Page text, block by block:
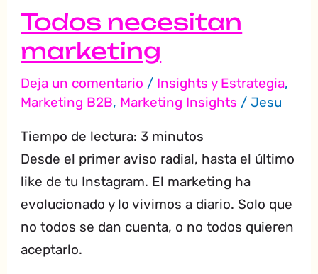
Todos necesitan
marketing
Deja un comentario / Insights y Estrategia,
Marketing B2B, Marketing Insights /Jesu
Tiempo de lectura: 3 minutos
Desde el primer aviso radial, hasta el último
like de tu Instagram. El marketing ha
evolucionado y lo vivimos a diario. Solo que
no todos se dan cuenta, o no todos quieren
aceptarlo.